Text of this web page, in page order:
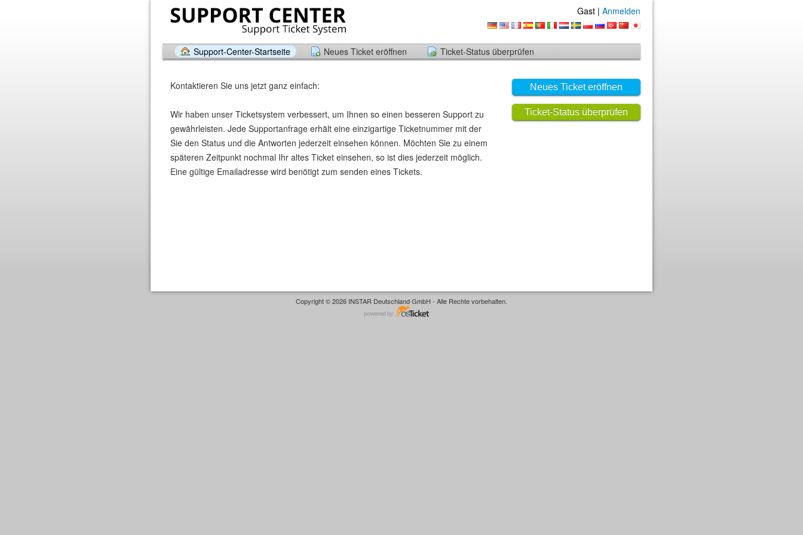
Gast | Anmelden
Support-Center-Startseite Neues Ticket eröffnen Ticket-Status überprüfen
Neues Ticket eröffnen
Ticket-Status überprüfen
Kontaktieren Sie uns jetzt ganz einfach:
Wir haben unser Ticketsystem verbessert, um Ihnen so einen besseren Support zu
gewährleisten. Jede Supportanfrage erhält eine einzigartige Ticketnummer mit der
Sie den Status und die Antworten jederzeit einsehen können. Möchten Sie zu einem
späteren Zeitpunkt nochmal Ihr altes Ticket einsehen, so ist dies jederzeit möglich.
Eine gültige Emailadresse wird benötigt zum senden eines Tickets.
Copyright © 2026 INSTAR Deutschland GmbH - Alle Rechte vorbehalten.